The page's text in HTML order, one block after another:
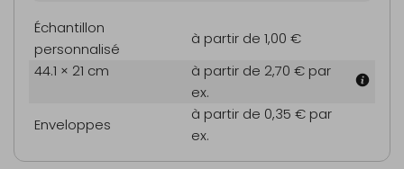
Échantillon
personnalisé
à partir de 1,00 €
44.1 × 21 cm
à partir de 2,70 € par
ex.
Enveloppes
à partir de 0,35 € par
ex.